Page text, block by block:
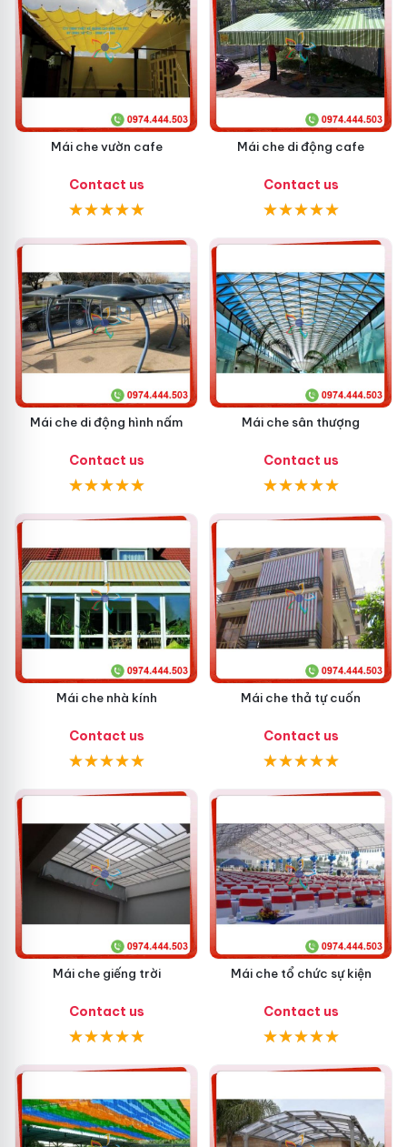
Mái che vườn cafe
Contact us
Mái che di động cafe
Contact us
Mái che di động hình nấm
Contact us
Mái che sân thượng
Contact us
Mái che nhà kính
Contact us
Mái che thả tự cuốn
Contact us
Mái che giếng trời
Contact us
Mái che tổ chức sự kiện
Contact us